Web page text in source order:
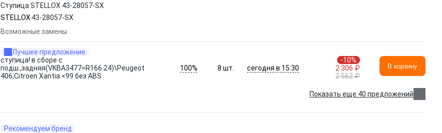
Ступица STELLOX 43-28057-SX
STELLOX 43-28057-SX
Возможные замены
Лучшее предложение
ступица! в сборе с
подш.,задняя(VKBA3477=R166.24)\Peugeot
406,Citroen Xantia <99 без ABS
100% 8 шт. сегодня в 15:30
-10%
2 306 ₽
2 562 ₽
В корзину
Показать еще 40 предложений
Рекомендуем бренд